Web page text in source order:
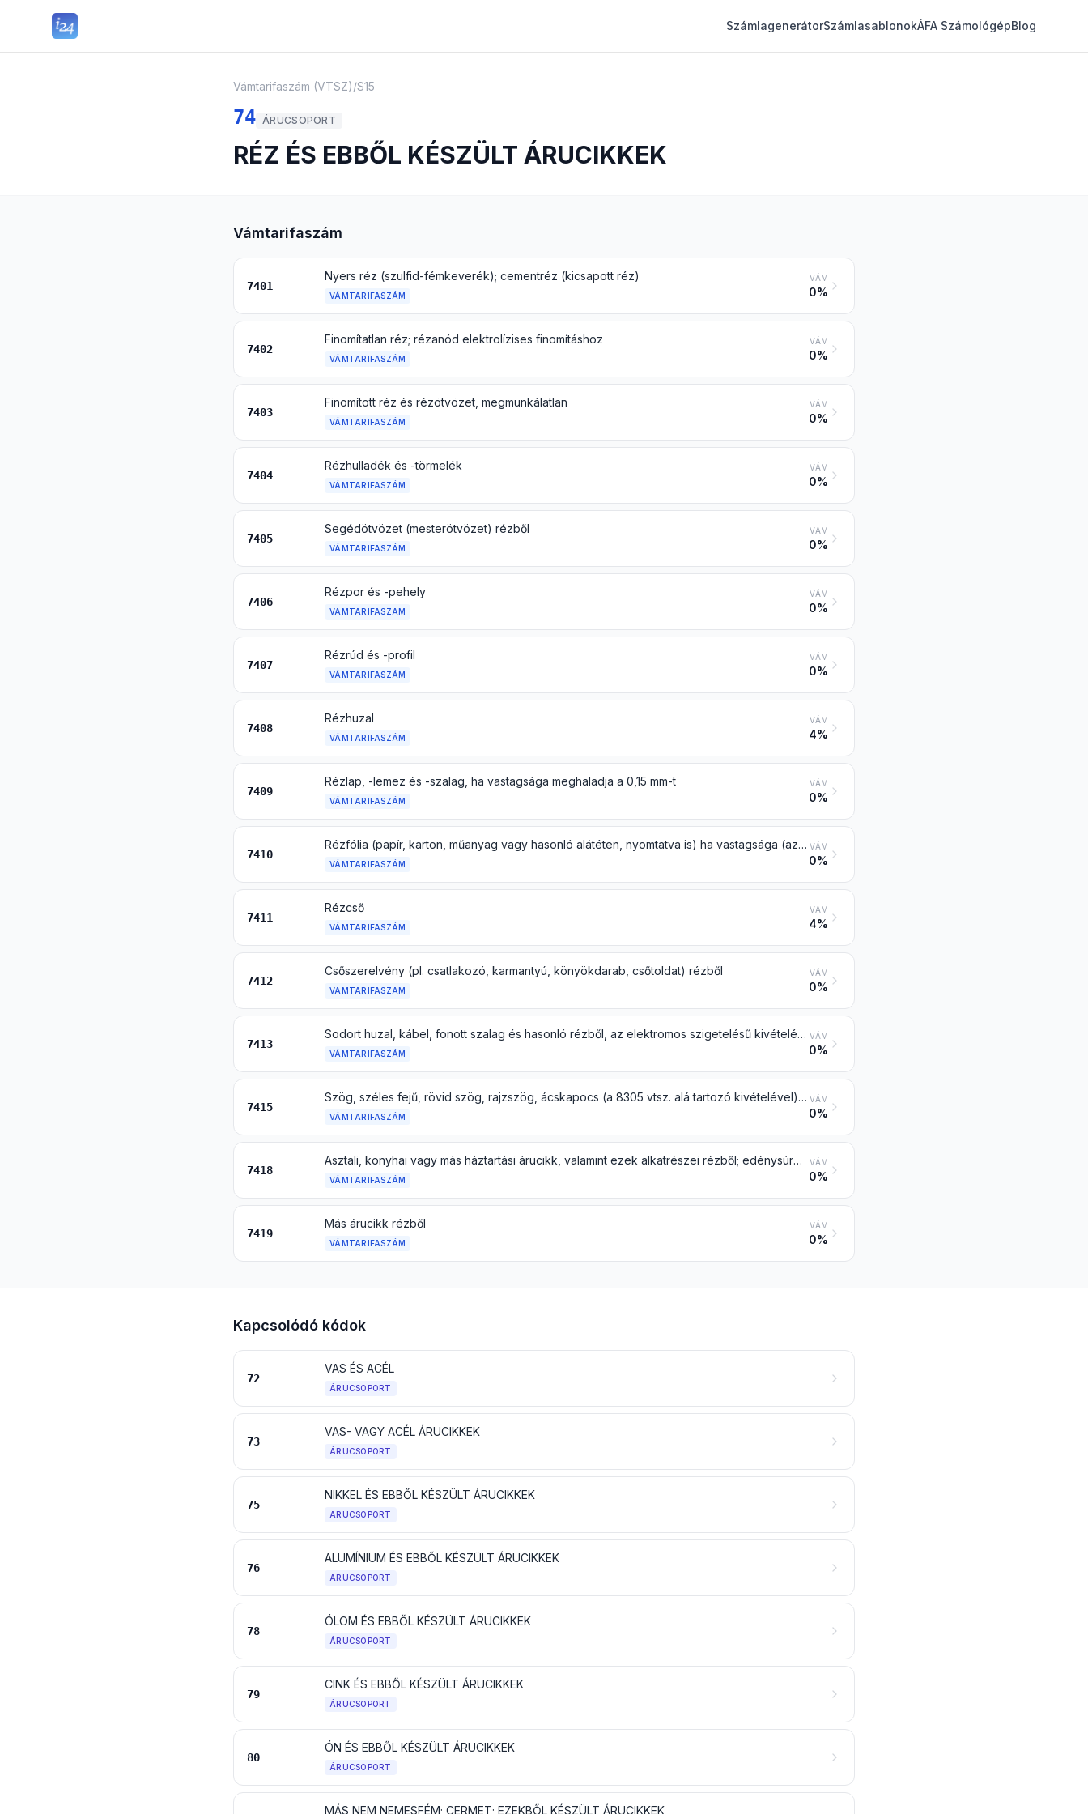
SzámlagenerátorSzámlasablonokÁFA SzámológépBlog
Vámtarifaszám (VTSZ)/S15
74 ÁRUCSOPORT
RÉZ ÉS EBBŐL KÉSZÜLT ÁRUCIKKEK
Vámtarifaszám
7401
Nyers réz (szulfid-fémkeverék); cementréz (kicsapott réz)
VÁMTARIFASZÁM
VÁM
0%
7402
Finomítatlan réz; rézanód elektrolízises finomításhoz
VÁMTARIFASZÁM
VÁM
0%
7403
Finomított réz és rézötvözet, megmunkálatlan
VÁMTARIFASZÁM
VÁM
0%
7404
Rézhulladék és -törmelék
VÁMTARIFASZÁM
VÁM
0%
7405
Segédötvözet (mesterötvözet) rézből
VÁMTARIFASZÁM
VÁM
0%
7406
Rézpor és -pehely
VÁMTARIFASZÁM
VÁM
0%
7407
Rézrúd és -profil
VÁMTARIFASZÁM
VÁM
0%
7408
Rézhuzal
VÁMTARIFASZÁM
VÁM
4%
7409
Rézlap, -lemez és -szalag, ha vastagsága meghaladja a 0,15 mm-t
VÁMTARIFASZÁM
VÁM
0%
7410
Rézfólia (papír, karton, műanyag vagy hasonló alátéten, nyomtatva is) ha vastagsága (az alátétet nem számítva) legfeljebb 0,15 mm
VÁMTARIFASZÁM
VÁM
0%
7411
Rézcső
VÁMTARIFASZÁM
VÁM
4%
7412
Csőszerelvény (pl. csatlakozó, karmantyú, könyökdarab, csőtoldat) rézből
VÁMTARIFASZÁM
VÁM
0%
7413
Sodort huzal, kábel, fonott szalag és hasonló rézből, az elektromos szigetelésű kivételével
VÁMTARIFASZÁM
VÁM
0%
7415
Szög, széles fejű, rövid szög, rajzszög, ácskapocs (a 8305 vtsz. alá tartozó kivételével) és hasonló árucikk rézből vagy vasból vagy acélból, de rézfejjel; csavar, fejescsavar, csavaranya, csavaros kampó, szegecs, sasszeg, hasított szárú szög, csavaralátét (rugós alátét is) és hasonló árucikk rézből
VÁMTARIFASZÁM
VÁM
0%
7418
Asztali, konyhai vagy más háztartási árucikk, valamint ezek alkatrészei rézből; edénysúroló párna, kesztyű és hasonló súrolásra vagy csiszolásra, rézből; higiéniai és tisztálkodási áru és alkatrészei rézből
VÁMTARIFASZÁM
VÁM
0%
7419
Más árucikk rézből
VÁMTARIFASZÁM
VÁM
0%
Kapcsolódó kódok
72
VAS ÉS ACÉL
ÁRUCSOPORT
73
VAS- VAGY ACÉL ÁRUCIKKEK
ÁRUCSOPORT
75
NIKKEL ÉS EBBŐL KÉSZÜLT ÁRUCIKKEK
ÁRUCSOPORT
76
ALUMÍNIUM ÉS EBBŐL KÉSZÜLT ÁRUCIKKEK
ÁRUCSOPORT
78
ÓLOM ÉS EBBŐL KÉSZÜLT ÁRUCIKKEK
ÁRUCSOPORT
79
CINK ÉS EBBŐL KÉSZÜLT ÁRUCIKKEK
ÁRUCSOPORT
80
ÓN ÉS EBBŐL KÉSZÜLT ÁRUCIKKEK
ÁRUCSOPORT
MÁS NEM NEMESFÉM; CERMET; EZEKBŐL KÉSZÜLT ÁRUCIKKEK